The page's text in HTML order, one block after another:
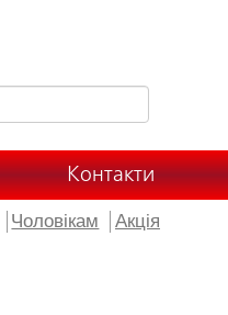
Контакти
Чоловікам Акція